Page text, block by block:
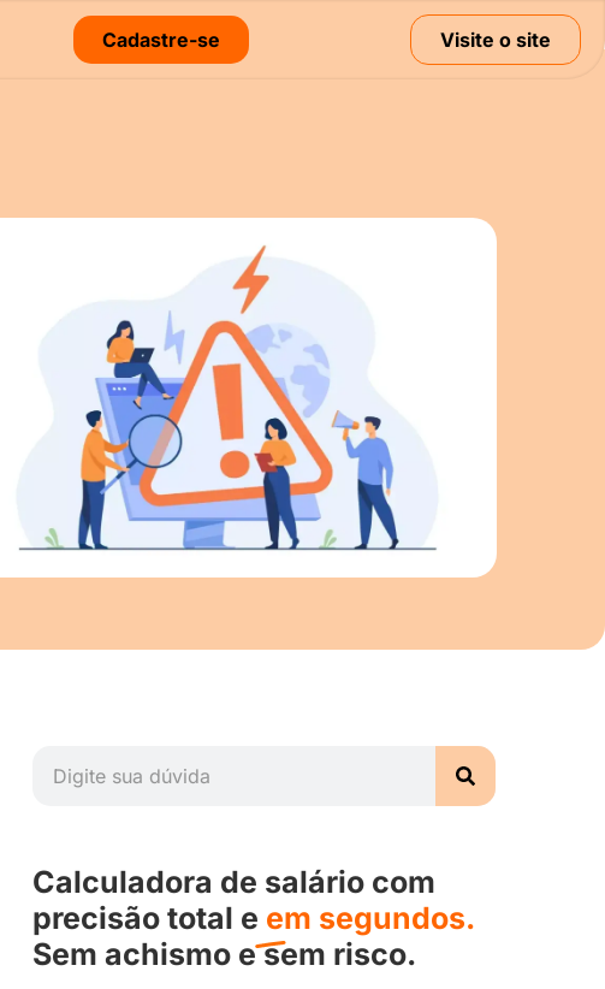
Cadastre-se Visite o site
Calculadora de salário com
precisão total e em segundos.
Sem achismo e sem risco.